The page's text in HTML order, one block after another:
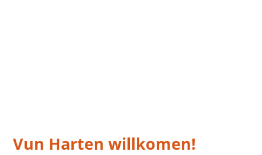
Vun Harten willkomen!